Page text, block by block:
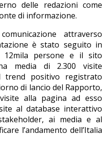
delle redazioni come
di informazione.
attraverso
è stato seguito in
12mila persone e il sito
media di 2.300 visite
trend positivo registrato
di lancio del Rapporto,
alla pagina ad esso
al database interattivo
ai media e al
l’andamento dell’Italia